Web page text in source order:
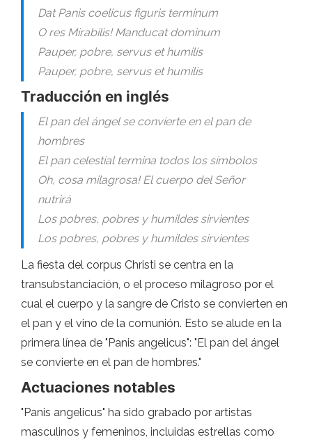
Dat Panis coelicus figuris terminum
O res Mirabilis! Manducat dominum
Pauper, pobre, servus et humilis
Pauper, pobre, servus et humilis
Traducción en inglés
El pan del ángel se convierte en el pan de
hombres
El pan celestial termina todos los símbolos
Oh, cosa milagrosa! El cuerpo del Señor
nutrirá
Los pobres, pobres y humildes sirvientes
Los pobres, pobres y humildes sirvientes
La fiesta del corpus Christi se centra en la
transubstanciación, o el proceso milagroso por el
cual el cuerpo y la sangre de Cristo se convierten en
el pan y el vino de la comunión. Esto se alude en la
primera línea de "Panis angelicus": "El pan del ángel
se convierte en el pan de hombres."
Actuaciones notables
"Panis angelicus" ha sido grabado por artistas
masculinos y femeninos, incluidas estrellas como